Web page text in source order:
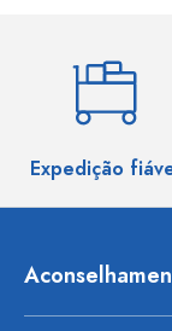
Expedição